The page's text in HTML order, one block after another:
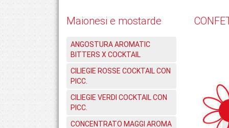
Maionesi e mostarde
ANGOSTURA AROMATIC
BITTERS X COCKTAIL
CILIEGIE ROSSE COCKTAIL CON
PICC.
CILIEGIE VERDI COCKTAIL CON
PICC.
CONCENTRATO MAGGI AROMA